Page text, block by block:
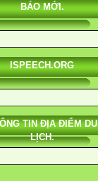
BÁO MỚI.
ISPEECH.ORG
TIN ĐỊA ĐIỂM DU
LỊCH.